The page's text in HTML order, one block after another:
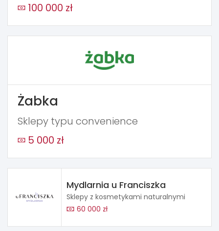
100 000 zł
Żabka
Sklepy typu convenience
5 000 zł
Mydlarnia u Franciszka
Sklepy z kosmetykami naturalnymi
60 000 zł